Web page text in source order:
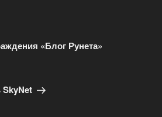
«Блог Рунета»
SkyNet